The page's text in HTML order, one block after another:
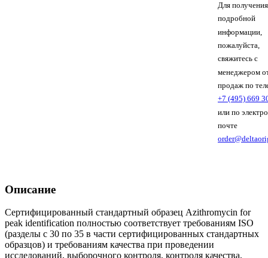
Для
подробной
информации,
пожалуйста,
свяжитесь с
менеджером
продаж по
+7 (495) 669
или по
почте
Описание
Сертифицированный стандартный образец Azithromycin for
peak identification полностью соответствует требованиям ISO
(разделы с 30 по 35 в части сертифицированных стандартных
образцов) и требованиям качества при проведении
исследований, выборочного контроля, контроля качества,